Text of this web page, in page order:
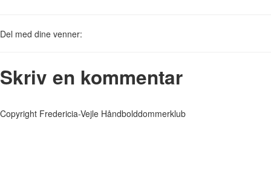
Del med dine venner:
Skriv en kommentar
Copyright Fredericia-Vejle Håndbolddommerklub